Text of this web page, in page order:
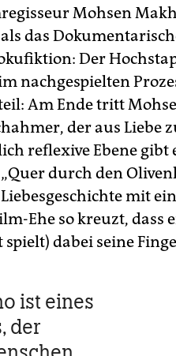
Mohsen
das
Der
nachgespielten
Am Ende tritt
der aus Liebe
re­flexive Ebene gibt
durch den
mit
Ehe so kreuzt, dass
dabei seine
ist eines
der